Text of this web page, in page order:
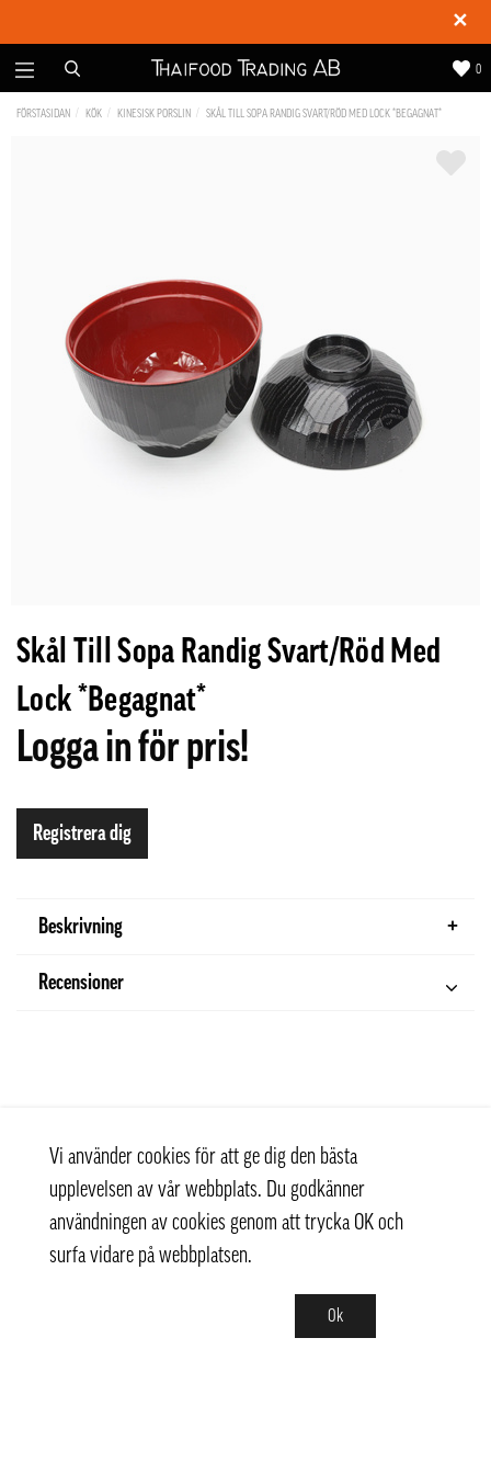
✕
0
FÖRSTASIDAN KÖK KINESISK PORSLIN SKÅL TILL SOPA RANDIG SVART/RÖD MED LOCK *BEGAGNAT*
Skål Till Sopa Randig Svart/Röd Med
Lock *Begagnat*
Logga in för pris!
Registrera dig
Beskrivning
Recensioner
Vi använder cookies för att ge dig den bästa
upplevelsen av vår webbplats. Du godkänner
användningen av cookies genom att trycka OK och
surfa vidare på webbplatsen.
Ok